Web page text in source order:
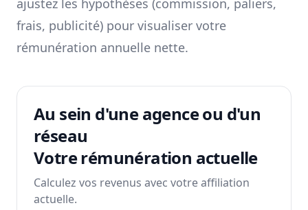
ajustez les hypothèses (commission, paliers,
frais, publicité) pour visualiser votre
rémunération annuelle nette.
Au sein d'une agence ou d'un
réseau
Votre rémunération actuelle
Calculez vos revenus avec votre affiliation
actuelle.